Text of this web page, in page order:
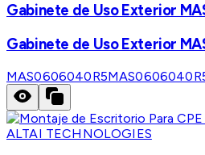
Gabinete de Uso Exterior
Gabinete de Uso Exterior
MAS0606040R5
ALTAI TECHNOLOGIES